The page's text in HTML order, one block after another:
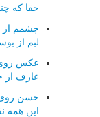
حقا که
چشمم از
لبم از
عکس روی
عارف از
حسن روی
این همه